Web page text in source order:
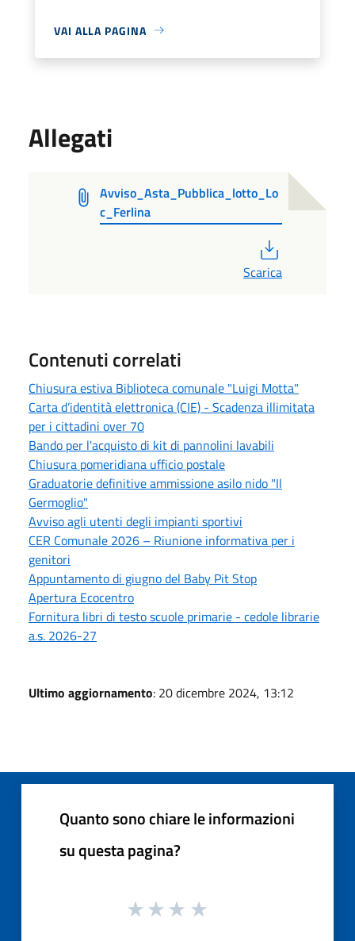
VAI ALLA PAGINA
Allegati
Avviso_Asta_Pubblica_lotto_Lo
c_Ferlina
Scarica
Contenuti correlati
Chiusura estiva Biblioteca comunale "Luigi Motta"
Carta d’identità elettronica (CIE) - Scadenza illimitata
per i cittadini over 70
Bando per l'acquisto di kit di pannolini lavabili
Chiusura pomeridiana ufficio postale
Graduatorie definitive ammissione asilo nido "Il
Germoglio"
Avviso agli utenti degli impianti sportivi
CER Comunale 2026 – Riunione informativa per i
genitori
Appuntamento di giugno del Baby Pit Stop
Apertura Ecocentro
Fornitura libri di testo scuole primarie - cedole librarie
a.s. 2026-27
Ultimo aggiornamento: 20 dicembre 2024, 13:12
Quanto sono chiare le informazioni
su questa pagina?